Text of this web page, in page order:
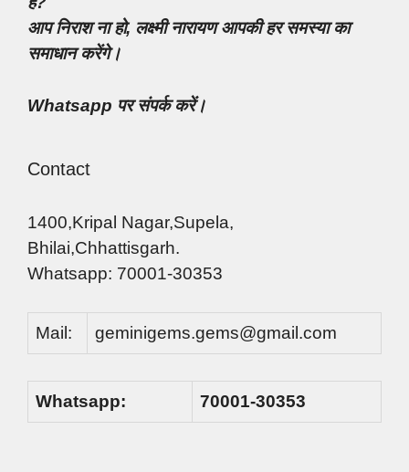
आप निराश ना हो, लक्ष्मी नारायण आपकी हर समस्या का
समाधान करेंगे।
Whatsapp पर संपर्क करें।
Contact
1400,Kripal Nagar,Supela,
Bhilai,Chhattisgarh.
Whatsapp: 70001-30353
Mail: geminigems.gems@gmail.com
Whatsapp: 70001-30353